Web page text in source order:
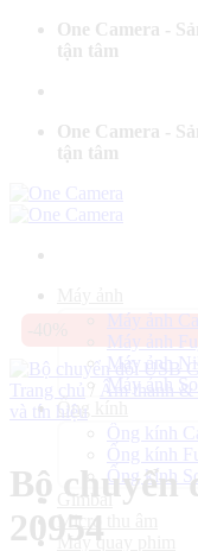
dung
One Camera -
tận tâm
One Camera -
tận tâm
Máy ảnh
Máy ảnh
Máy ảnh
Ống kính
Ống kính
Ống kính
Ống kính
Gimbal
Micro thu âm
Máy quay phim
Trang chủ Âm thanh &
và tín hiệu
Bộ chuyển
20954